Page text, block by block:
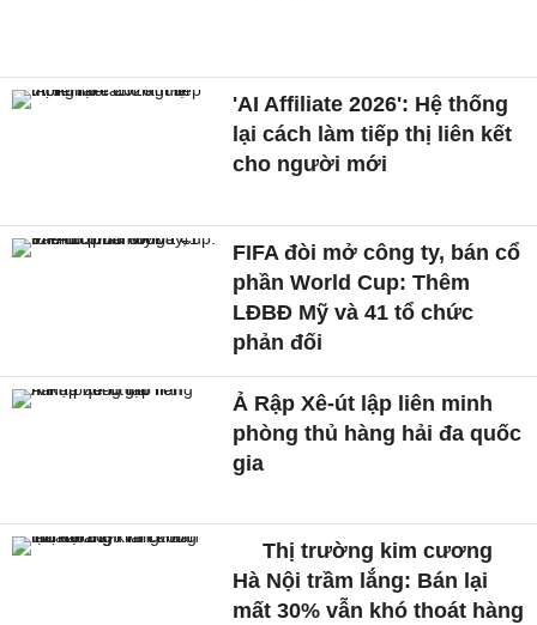
'AI Affiliate 2026': Hệ thống
lại cách làm tiếp thị liên kết
cho người mới
FIFA đòi mở công ty, bán cổ
phần World Cup: Thêm
LĐBĐ Mỹ và 41 tổ chức
phản đối
Ả Rập Xê-út lập liên minh
phòng thủ hàng hải đa quốc
gia
Thị trường kim cương
Hà Nội trầm lắng: Bán lại
mất 30% vẫn khó thoát hàng